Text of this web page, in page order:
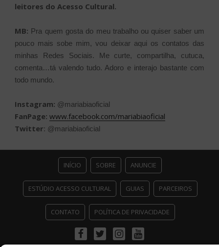
leitores do Acesso Cultural.
MB: Pra quem gosta do meu trabalho ou quiser saber um
pouco mais sobe mim, vou deixar aqui os contatos das
minhas Redes Sociais. Me curte, compartilha, cutuca,
comenta…tá valendo tudo. Adoro e interajo bastante com
todo mundo.
Instagram: @mariabiaoficial
FanPage: www.facebook.com/mariabiaoficial
Twitter: @mariabiaoficial
INÍCIO SOBRE ANUNCIE
ESTÚDIO ACESSO CULTURAL GUIAS PARCEIROS
CONTATO POLÍTICA DE PRIVACIDADE
FacebookTwitterInstagramYoutube